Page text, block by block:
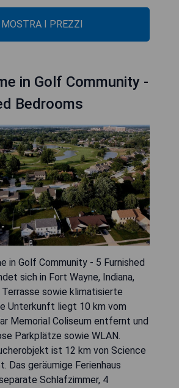
MOSTRA I PREZZI
in Golf Community -
Bedrooms
in Golf Community - 5 Furnished
sich in Fort Wayne, Indiana,
sowie klimatisierte
Unterkunft liegt 10 km vom
Memorial Coliseum entfernt und
Parkplätze sowie WLAN.
ist 12 km von Science
Das geräumige Ferienhaus
Schlafzimmer, 4